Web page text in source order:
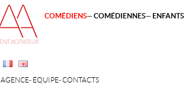
AGENCE ÉQUIPE CONTACTS
COMÉDIENS COMÉDIENNES